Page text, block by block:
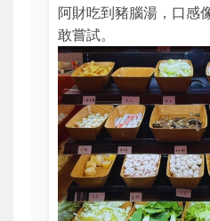
阿財吃到豬腦湯，口感
敢嘗試。